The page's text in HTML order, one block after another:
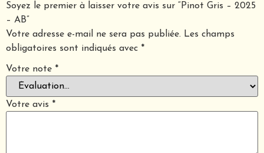
Soyez le premier à laisser votre avis sur “Pinot Gris – 2025
– AB”
Votre adresse e-mail ne sera pas publiée. Les champs
obligatoires sont indiqués avec *
Votre note *
Votre avis *